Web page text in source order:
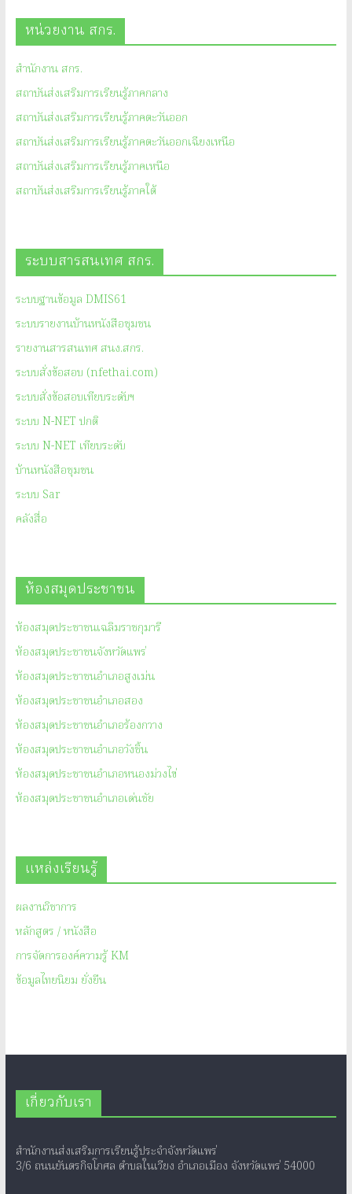
หน่วยงาน สกร.
สำนักงาน สกร.
สถาบันส่งเสริมการเรียนรู้ภาคกลาง
สถาบันส่งเสริมการเรียนรู้ภาคตะวันออก
สถาบันส่งเสริมการเรียนรู้ภาคตะวันออกเฉียงเหนือ
สถาบันส่งเสริมการเรียนรู้ภาคเหนือ
สถาบันส่งเสริมการเรียนรู้ภาคใต้
ระบบสารสนเทศ สกร.
ระบบฐานข้อมูล DMIS61
ระบบรายงานบ้านหนังสือชุมชน
รายงานสารสนเทศ สนง.สกร.
ระบบสั่งข้อสอบ (nfethai.com)
ระบบสั่งข้อสอบเทียบระดับฯ
ระบบ N-NET ปกติ
ระบบ N-NET เทียบระดับ
บ้านหนังสือชุมชน
ระบบ Sar
คลังสื่อ
ห้องสมุดประชาชน
ห้องสมุดประชาชนเฉลิมราชกุมารี
ห้องสมุดประชาชนจังหวัดแพร่
ห้องสมุดประชาชนอำเภอสูงเม่น
ห้องสมุดประชาชนอำเภอสอง
ห้องสมุดประชาชนอำเภอร้องกวาง
ห้องสมุดประชาชนอำเภอวังชิ้น
ห้องสมุดประชาชนอำเภอหนองม่วงไข่
ห้องสมุดประชาชนอำเภอเด่นชัย
แหล่งเรียนรู้
ผลงานวิชาการ
หลักสูตร / หนังสือ
การจัดการองค์ความรู้ KM
ข้อมูลไทยนิยม ยั่งยืน
เกี่ยวกับเรา
สำนักงานส่งเสริมการเรียนรู้ประจำจังหวัดแพร่
3/6 ถนนยันตรกิจโกศล ตำบลในเวียง อำเภอเมือง จังหวัดแพร่ 54000